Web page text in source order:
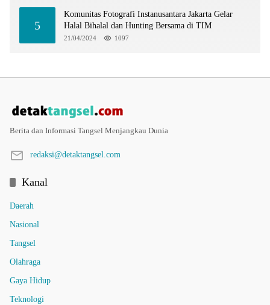
5
Komunitas Fotografi Instanusantara Jakarta Gelar
Halal Bihalal dan Hunting Bersama di TIM
21/04/2024 1097
Berita dan Informasi Tangsel Menjangkau Dunia
redaksi@detaktangsel.com
Kanal
Daerah
Nasional
Tangsel
Olahraga
Gaya Hidup
Teknologi